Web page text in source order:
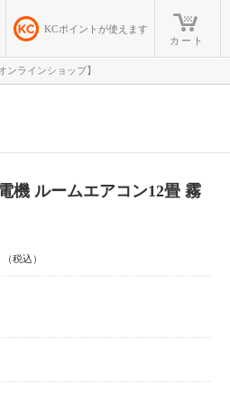
KCポイントが使えます
カート
ラインショップ】
機 ルームエアコン12畳 霧
（税込）